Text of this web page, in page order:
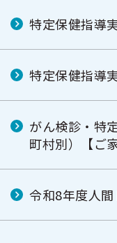
特定保健指導
特定保健指導
がん検診・特
町村別）【ご家
令和8年度人